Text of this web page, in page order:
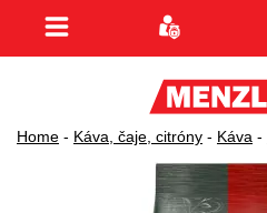
Home - Káva, čaje, citróny - Káva -